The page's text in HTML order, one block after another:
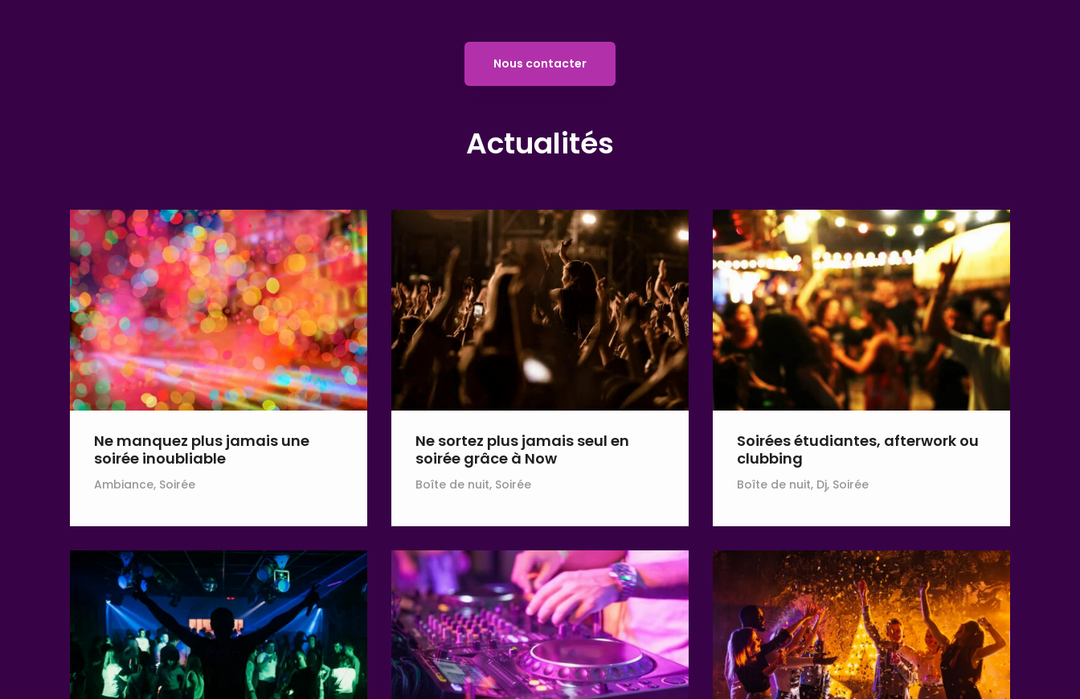
Nous contacter
Actualités
Ne manquez plus jamais une
soirée inoubliable
Ambiance, Soirée
Ne sortez plus jamais seul en
soirée grâce à Now
Boîte de nuit, Soirée
Soirées étudiantes, afterwork ou
clubbing
Boîte de nuit, Dj, Soirée